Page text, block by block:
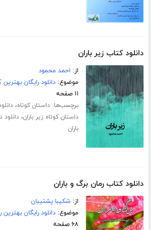
دانلود کتاب زیر باران
از: احمد محمود
موضوع:دانلود رایگان
۱۱ صفحه
برچسب‌ها:داستان کوتاه،
داستان کوتاه زیر باران،دانلود
باران
دانلود کتاب رمان برگ و باران
از:شکیبا پشتیبان
موضوع:دانلود رایگان بهترین
۶۸ صفحه